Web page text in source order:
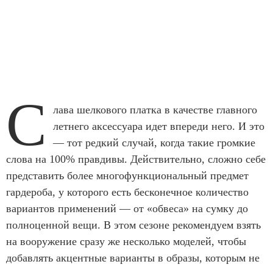
С
лава шелкового платка в качестве главного
летнего аксессуара идет впереди него. И это
— тот редкий случай, когда такие громкие
слова на 100% правдивы. Действительно, сложно себе
представить более многофункциональный предмет
гардероба, у которого есть бесконечное количество
вариантов применений — от «обвеса» на сумку до
полноценной вещи. В этом сезоне рекомендуем взять
на вооружение сразу же несколько моделей, чтобы
добавлять акцентные варианты в образы, которым не